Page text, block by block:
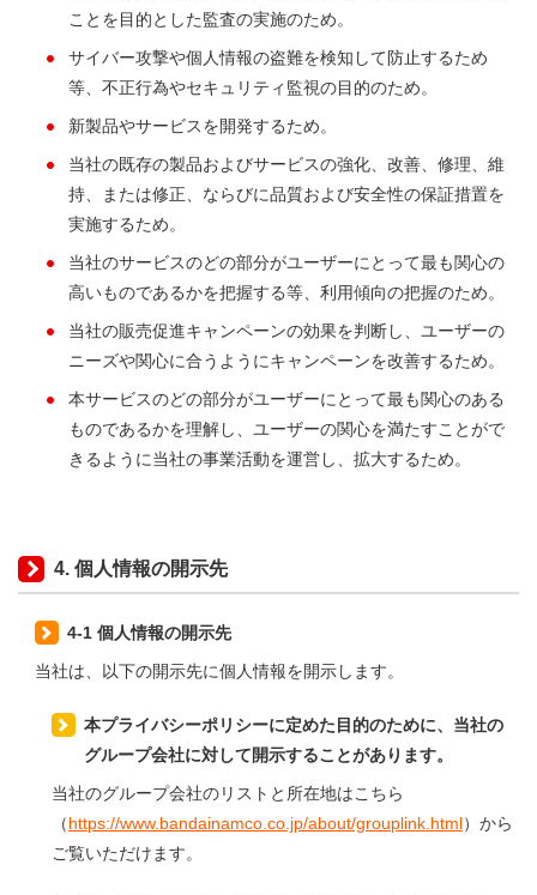
ことを目的とした監査の実施のため。
サイバー攻撃や個人情報の盗難を検知して防止するため
等、不正行為やセキュリティ監視の目的のため。
新製品やサービスを開発するため。
当社の既存の製品およびサービスの強化、改善、修理、維
持、または修正、ならびに品質および安全性の保証措置を
実施するため。
当社のサービスのどの部分がユーザーにとって最も関心の
高いものであるかを把握する等、利用傾向の把握のため。
当社の販売促進キャンペーンの効果を判断し、ユーザーの
ニーズや関心に合うようにキャンペーンを改善するため。
本サービスのどの部分がユーザーにとって最も関心のある
ものであるかを理解し、ユーザーの関心を満たすことがで
きるように当社の事業活動を運営し、拡大するため。
4. 個人情報の開示先
4-1 個人情報の開示先
当社は、以下の開示先に個人情報を開示します。
本プライバシーポリシーに定めた目的のために、当社の
グループ会社に対して開示することがあります。
当社のグループ会社のリストと所在地はこちら
（https://www.bandainamco.co.jp/about/grouplink.html）から
ご覧いただけます。